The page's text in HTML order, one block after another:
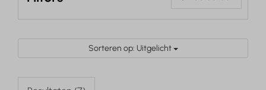
Sorteren op: Uitgelicht